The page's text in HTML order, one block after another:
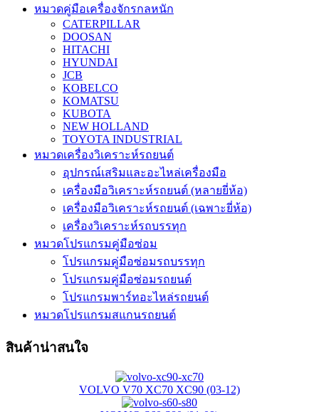
หมวดคู่มือเครื่องจักรกลหนัก
CATERPILLAR
DOOSAN
HITACHI
HYUNDAI
JCB
KOBELCO
KOMATSU
KUBOTA
NEW HOLLAND
TOYOTA INDUSTRIAL
หมวดเครื่องวิเคราะห์รถยนต์
อุปกรณ์เสริมและอะไหล่เครื่องมือ
เครื่องมือวิเคราะห์รถยนต์ (หลายยี่ห้อ)
เครื่องมือวิเคราะห์รถยนต์ (เฉพาะยี่ห้อ)
เครื่องวิเคราะห์รถบรรทุก
หมวดโปรแกรมคู่มือซ่อม
โปรแกรมคู่มือซ่อมรถบรรทุก
โปรแกรมคู่มือซ่อมรถยนต์
โปรแกรมพาร์ทอะไหล่รถยนต์
หมวดโปรแกรมสแกนรถยนต์
สินค้าน่าสนใจ
VOLVO V70 XC70 XC90 (03-12)